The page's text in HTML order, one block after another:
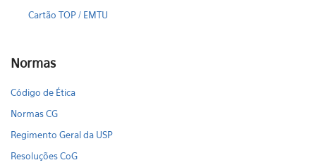
Cartão TOP / EMTU
Normas
Código de Ética
Normas CG
Regimento Geral da USP
Resoluções CoG